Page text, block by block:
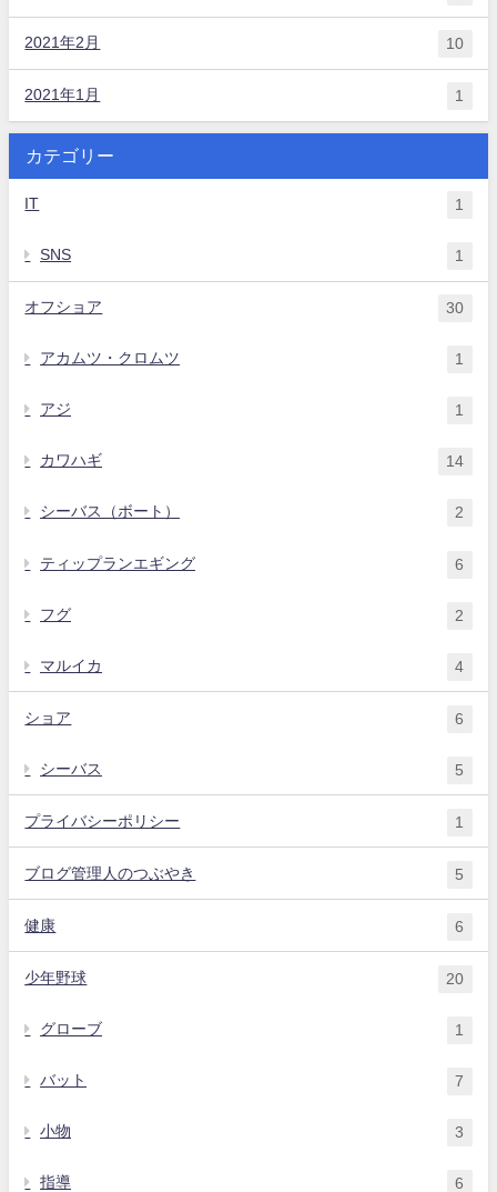
2021年2月 10
2021年1月 1
カテゴリー
IT 1
SNS 1
オフショア 30
アカムツ・クロムツ 1
アジ 1
カワハギ 14
シーバス（ボート） 2
ティップランエギング 6
フグ 2
マルイカ 4
ショア 6
シーバス 5
プライバシーポリシー 1
ブログ管理人のつぶやき 5
健康 6
少年野球 20
グローブ 1
バット 7
小物 3
指導 6